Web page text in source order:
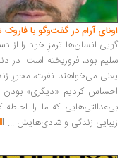
آرام در گفت‌وگو با فاروک شهیچ‭
انسان‌ها ترمزِ خود را از دست
بود، فروریخته است. در دنیای
می‌خواهند نفرت، محورِ
کردیم «دیگری» بودن چه
که ما را احاطه
زندگی و شادی‌هایش...